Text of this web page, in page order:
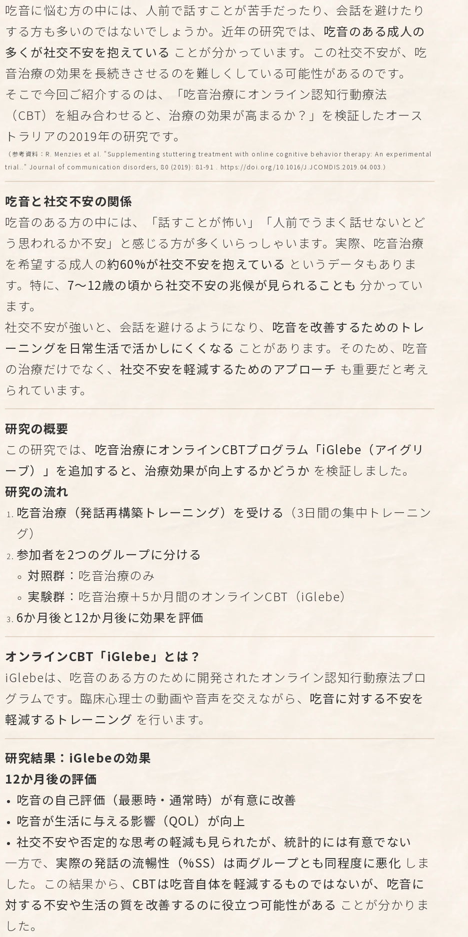
吃音に悩む方の中には、人前で話すことが苦手だったり、会話を避けたり
する方も多いのではないでしょうか。近年の研究では、 吃音のある成人の
多くが社交不安を抱えている ことが分かっています。この社交不安が、吃
音治療の効果を長続きさせるのを難しくしている可能性があるのです。
そこで今回ご紹介するのは、「吃音治療にオンライン認知行動療法
（CBT）を組み合わせると、治療の効果が高まるか？」を検証したオース
トラリアの2019年の研究です。
（参考資料：R. Menzies et al. "Supplementing stuttering treatment with online cognitive behavior therapy: An experimental
trial.." Journal of communication disorders , 80 (2019): 81-91 . https://doi.org/10.1016/J.JCOMDIS.2019.04.003.）
吃音と社交不安の関係
吃音のある方の中には、「話すことが怖い」「人前でうまく話せないとど
う思われるか不安」と感じる方が多くいらっしゃいます。実際、吃音治療
を希望する成人の約60%が社交不安を抱えている というデータもありま
す。特に、 7～12歳の頃から社交不安の兆候が見られることも 分かってい
ます。
社交不安が強いと、会話を避けるようになり、 吃音を改善するためのトレ
ーニングを日常生活で活かしにくくなる ことがあります。そのため、吃音
の治療だけでなく、 社交不安を軽減するためのアプローチ も重要だと考え
られています。
研究の概要
この研究では、 吃音治療にオンラインCBTプログラム「iGlebe（アイグリ
ーブ）」を追加すると、治療効果が向上するかどうか を検証しました。
研究の流れ
吃音治療（発話再構築トレーニング）を受ける （3日間の集中トレーニン
グ）
参加者を2つのグループに分ける
対照群 ：吃音治療のみ
実験群 ：吃音治療＋5か月間のオンラインCBT（iGlebe）
6か月後と12か月後に効果を評価
オンラインCBT「iGlebe」とは？
iGlebeは、吃音のある方のために開発されたオンライン認知行動療法プロ
グラムです。臨床心理士の動画や音声を交えながら、 吃音に対する不安を
軽減するトレーニング を行います。
研究結果：iGlebeの効果
12か月後の評価
吃音の自己評価（最悪時・通常時）が有意に改善
吃音が生活に与える影響（QOL）が向上
社交不安や否定的な思考の軽減も見られたが、統計的には有意でない
一方で、 実際の発話の流暢性（%SS）は両グループとも同程度に悪化 しま
した。この結果から、 CBTは吃音自体を軽減するものではないが、吃音に
対する不安や生活の質を改善するのに役立つ可能性がある ことが分かりま
した。